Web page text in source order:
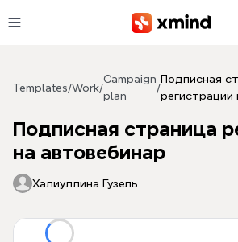
Templates/Work/
Campaign
plan
/
Подписная
регистрации
Подписная страница
на автовебинар
Халиуллина Гузель